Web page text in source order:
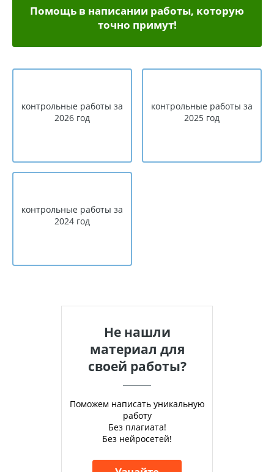
Помощь в написании работы, которую
точно примут!
контрольные работы за
2026 год
контрольные работы за
2025 год
контрольные работы за
2024 год
Не нашли
материал для
своей работы?
Поможем написать уникальную
работу
Без плагиата!
Без нейросетей!